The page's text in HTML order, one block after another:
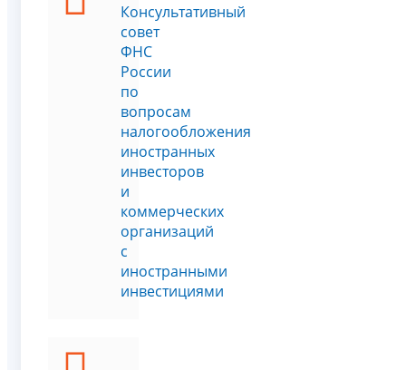
Консультативный
совет
ФНС
России
по
вопросам
налогообложения
иностранных
инвесторов
и
коммерческих
организаций
с
иностранными
инвестициями